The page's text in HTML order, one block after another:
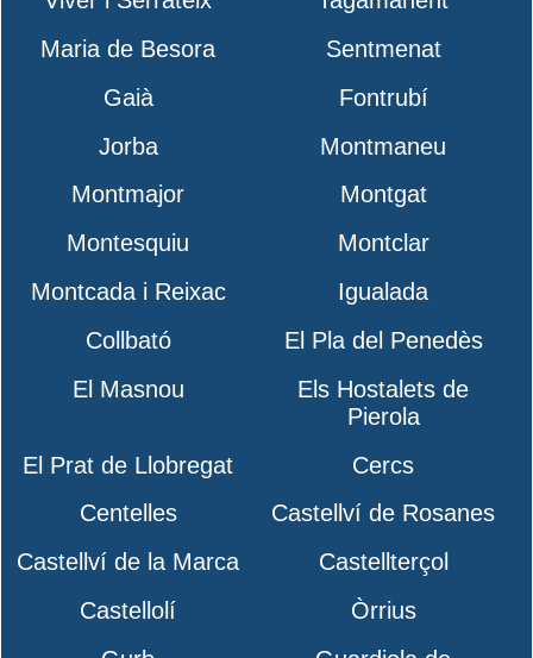
Maria de Besora
Sentmenat
Gaià
Fontrubí
Jorba
Montmaneu
Montmajor
Montgat
Montesquiu
Montclar
Montcada i Reixac
Igualada
Collbató
El Pla del Penedès
El Masnou
Els Hostalets de
Pierola
El Prat de Llobregat
Cercs
Centelles
Castellví de Rosanes
Castellví de la Marca
Castellterçol
Castellolí
Òrrius